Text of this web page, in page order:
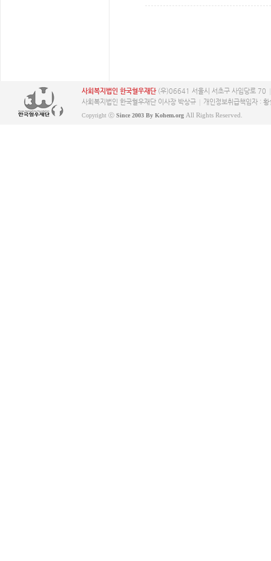
사회복지법인 한국혈우재단(우)06641 서울시 서초구 사임당로 70
사회복지법인 한국혈우재단 이사장 박상규
개인정보취급책임자 : 황
Copyright ⓒ Since 2003 By Kohem.org All Rights Reserved.